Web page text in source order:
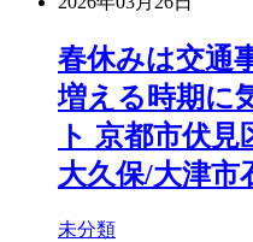
春休みは交通
増える時期に
ト 京都市伏
大久保/大津市
未分類